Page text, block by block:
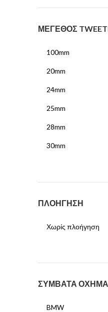
6-1/2”
8”
ΜΕΓΕΘΟΣ
100mm
20mm
24mm
25mm
28mm
30mm
ΠΛΟΗΓΗΣΗ
Χωρίς πλοήγηση
ΣΥΜΒΑΤΑ
BMW